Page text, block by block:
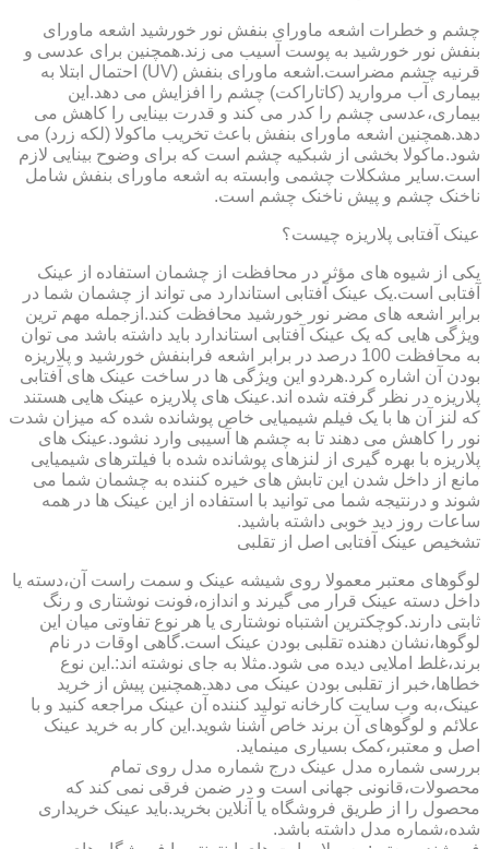
چشم و خطرات اشعه ماورای بنفش نور خورشید اشعه ماورای
بنفش نور خورشید به پوست آسیب می زند.همچنین برای عدسی و
قرنیه چشم مضراست.اشعه ماورای بنفش (UV) احتمال ابتلا به
بیماری آب مروارید (کاتاراکت) چشم را افزایش می دهد.این
بیماری،عدسی چشم را کدر می کند و قدرت بینایی را کاهش می
دهد.همچنین اشعه ماورای بنفش باعث تخریب ماکولا (لکه زرد) می
شود.ماکولا بخشی از شبکیه چشم است که برای وضوح بینایی لازم
است.سایر مشکلات چشمی وابسته به اشعه ماورای بنفش شامل
ناخنک چشم و پیش ناخنک چشم است.
عینک آفتابی پلاریزه چیست؟
یکی از شیوه های مؤثر در محافظت از چشمان استفاده از عینک
آفتابی است.یک عینک آفتابی استاندارد می تواند از چشمان شما در
برابر اشعه های مضر نور خورشید محافظت کند.ازجمله مهم ترین
ویژگی هایی که یک عینک آفتابی استاندارد باید داشته باشد می توان
به محافظت 100 درصد در برابر اشعه فرابنفش خورشید و پلاریزه
بودن آن اشاره کرد.هردو این ویژگی ها در ساخت عینک های آفتابی
پلاریزه در نظر گرفته شده اند.عینک های پلاریزه عینک هایی هستند
که لنز آن ها با یک فیلم شیمیایی خاص پوشانده شده که میزان شدت
نور را کاهش می دهند تا به چشم ها آسیبی وارد نشود.عینک های
پلاریزه با بهره گیری از لنزهای پوشانده شده با فیلترهای شیمیایی
مانع از داخل شدن این تابش های خیره کننده به چشمان شما می
شوند و درنتیجه شما می توانید با استفاده از این عینک ها در همه
ساعات روز دید خوبی داشته باشید.
تشخیص عینک آفتابی اصل از تقلبی
لوگوهای معتبر معمولا روی شیشه عینک و سمت راست آن،دسته یا
داخل دسته عینک قرار می گیرند و اندازه،فونت نوشتاری و رنگ
ثابتی دارند.کوچکترین اشتباه نوشتاری یا هر نوع تفاوتی میان این
لوگوها،نشان دهنده تقلبی بودن عینک است.گاهی اوقات در نام
برند،غلط املایی دیده می شود.مثلا به جای نوشته اند:.این نوع
خطاها،خبر از تقلبی بودن عینک می دهد.همچنین پیش از خرید
عینک،به وب سایت کارخانه تولید کننده آن عینک مراجعه کنید و با
علائم و لوگوهای آن برند خاص آشنا شوید.این کار به خرید عینک
اصل و معتبر،کمک بسیاری مینماید.
بررسی شماره مدل عینک درج شماره مدل روی تمام
محصولات،قانونی جهانی است و در ضمن فرقی نمی کند که
محصول را از طریق فروشگاه یا آنلاین بخرید.باید عینک خریداری
شده،شماره مدل داشته باشد.